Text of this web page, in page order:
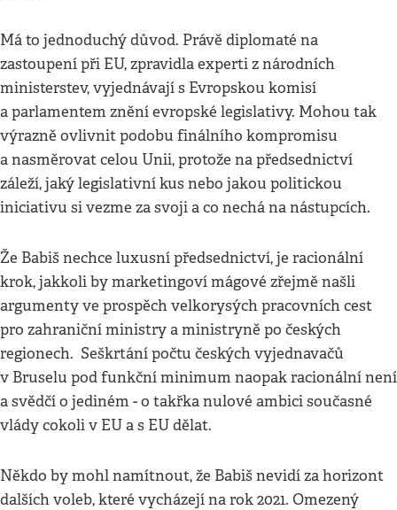
Má to jednoduchý důvod. Právě diplomaté na
zastoupení při EU, zpravidla experti z národních
ministerstev, vyjednávají s Evropskou komisí
a parlamentem znění evropské legislativy. Mohou tak
výrazně ovlivnit podobu finálního kompromisu
a nasměrovat celou Unii, protože na předsednictví
záleží, jaký legislativní kus nebo jakou politickou
iniciativu si vezme za svoji a co nechá na nástupcích.
Že Babiš nechce luxusní předsednictví, je racionální
krok, jakkoli by marketingoví mágové zřejmě našli
argumenty ve prospěch velkorysých pracovních cest
pro zahraniční ministry a ministryně po českých
regionech. Seškrtání počtu českých vyjednavačů
v Bruselu pod funkční minimum naopak racionální není
a svědčí o jediném - o takřka nulové ambici současné
vlády cokoli v EU a s EU dělat.
Někdo by mohl namítnout, že Babiš nevidí za horizont
dalších voleb, které vycházejí na rok 2021. Omezený